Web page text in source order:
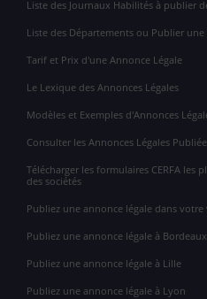
Liste des Journaux Habilités à publier
Liste des Départements ou Publier
Tarif et Prix d'une Annonce Légale
Le Lexique des Annonces Légales
Modèles et Exemples d'Annonces
Consulter les Annonces Légales
Télécharger les formulaires CERFA les
des sociétés
Publiez une annonce légale dans votre
Publiez une annonce légale à Bordeaux
Publiez une annonce légale à Lille
Publiez une annonce légale à Lyon